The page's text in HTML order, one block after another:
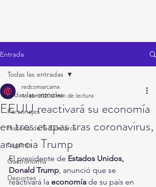
Entrada
Todas las entradas
Personajes
Historia de la Comarca
Lugares
Gastronomía
Deportes
Todas las entradas
EEUU reactivará su economía
en tres etapas tras coronavirus,
anuncia Trump
redcomarcamx
16 abr 2020 2 min de lectura
El presidente de Estados Unidos,
Donald Trump, anunció que se
reactivará la economía de su país en